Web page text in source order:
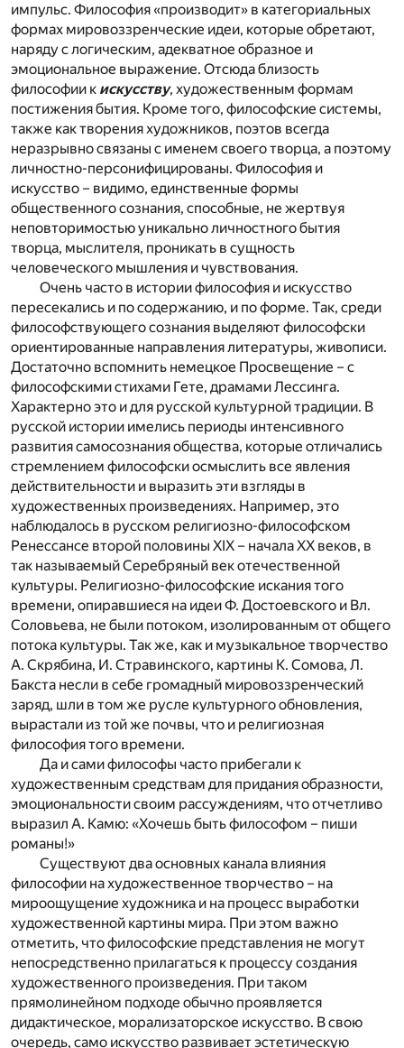
импульс. Философия «производит» в категориальных
формах мировоззренческие идеи, которые обретают,
наряду с логическим, адекватное образное и
эмоциональное выражение. Отсюда близость
философии к искусству, художественным формам
постижения бытия. Кроме того, философские системы,
также как творения художников, поэтов всегда
неразрывно связаны с именем своего творца, а поэтому
личностно-персонифицированы. Философия и
искусство – видимо, единственные формы
общественного сознания, способные, не жертвуя
неповторимостью уникально личностного бытия
творца, мыслителя, проникать в сущность
человеческого мышления и чувствования.
Очень часто в истории философия и искусство
пересекались и по содержанию, и по форме. Так, среди
философствующего сознания выделяют философски
ориентированные направления литературы, живописи.
Достаточно вспомнить немецкое Просвещение – с
философскими стихами Гете, драмами Лессинга.
Характерно это и для русской культурной традиции. В
русской истории имелись периоды интенсивного
развития самосознания общества, которые отличались
стремлением философски осмыслить все явления
действительности и выразить эти взгляды в
художественных произведениях. Например, это
наблюдалось в русском религиозно-философском
Ренессансе второй половины XIX – начала ХХ веков, в
так называемый Серебряный век отечественной
культуры. Религиозно-философские искания того
времени, опиравшиеся на идеи Ф. Достоевского и Вл.
Соловьева, не были потоком, изолированным от общего
потока культуры. Так же, как и музыкальное творчество
А. Скрябина, И. Стравинского, картины К. Сомова, Л.
Бакста несли в себе громадный мировоззренческий
заряд, шли в том же русле культурного обновления,
вырастали из той же почвы, что и религиозная
философия того времени.
Да и сами философы часто прибегали к
художественным средствам для придания образности,
эмоциональности своим рассуждениям, что отчетливо
выразил А. Камю: «Хочешь быть философом – пиши
романы!»
Существуют два основных канала влияния
философии на художественное творчество – на
мироощущение художника и на процесс выработки
художественной картины мира. При этом важно
отметить, что философские представления не могут
непосредственно прилагаться к процессу создания
художественного произведения. При таком
прямолинейном подходе обычно проявляется
дидактическое, морализаторское искусство. В свою
очередь, само искусство развивает эстетическую